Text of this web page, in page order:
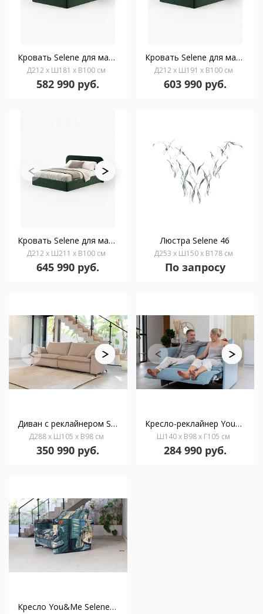
Кровать Selene для матраса 150 x 200 см
Д212 x Ш181 x В100 см
582 990 руб.
Кровать Selene для матраса 160 x 200 см
Д212 x Ш191 x В100 см
603 990 руб.
Кровать Selene для матраса 180 x 200 см
Д212 x Ш211 x В100 см
645 990 руб.
Люстра Selene 46
Д253 x Ш150 x В178 см
По запросу
Диван с реклайнером Selene 2V+2LR
Д288 x Ш105 x В98 см
350 990 руб.
Кресло-реклайнер You&Me Selene 2S+LR
Ш140 x В98 x Г105 см
284 990 руб.
Кресло You&Me Selene 2S+L